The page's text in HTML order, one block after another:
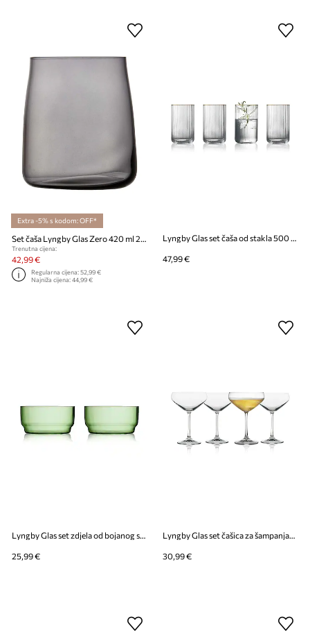
Extra -5% s kodom: OFF*
Set čaša Lyngby Glas Zero 420 ml 2-pack
Trenutna cijena:
42,99 €
Regularna cijena:52,99 €
Najniža cijena:44,99 €
Lyngby Glas set čaša od stakla 500 ml
47,99 €
Lyngby Glas set zdjela od bojanog stakla 12 cm
25,99 €
Lyngby Glas set čašica za šampanjac od kristalnog stakla 340 ml
30,99 €